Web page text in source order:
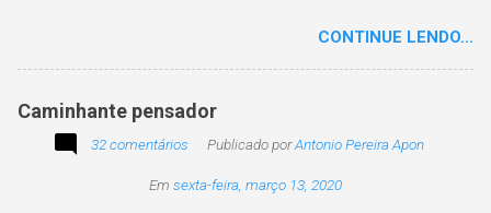
CONTINUE LENDO...
Caminhante pensador
32 comentários Publicado porAntonio Pereira Apon
Em sexta-feira, março 13, 2020